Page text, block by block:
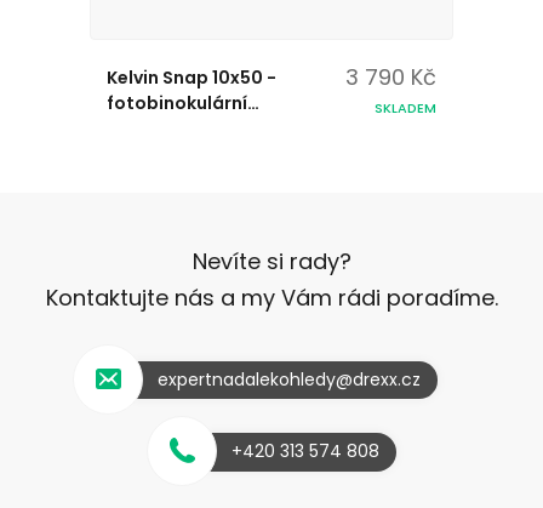
Kelvin Snap 10x50 -
fotobinokulární
3 790 Kč
SKLADEM
Nevíte si rady?
Kontaktujte nás a my Vám rádi poradíme.
expertnadalekohledy@drexx.cz
+420 313 574 808